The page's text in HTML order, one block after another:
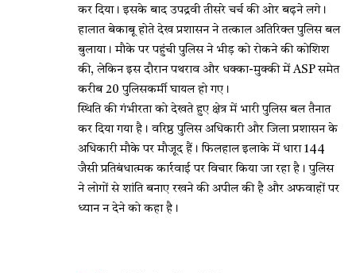
कर दिया। इसके बाद उपद्रवी तीसरे चर्च की ओर बढ़ने लगे।
हालात बेकाबू होते देख प्रशासन ने तत्काल अतिरिक्त पुलिस बल
बुलाया। मौके पर पहुंची पुलिस ने भीड़ को रोकने की कोशिश
की, लेकिन इस दौरान पथराव और धक्का-मुक्की में ASP समेत
करीब 20 पुलिसकर्मी घायल हो गए।
स्थिति की गंभीरता को देखते हुए क्षेत्र में भारी पुलिस बल तैनात
कर दिया गया है। वरिष्ठ पुलिस अधिकारी और जिला प्रशासन के
अधिकारी मौके पर मौजूद हैं। फिलहाल इलाके में धारा 144
जैसी प्रतिबंधात्मक कार्रवाई पर विचार किया जा रहा है। पुलिस
ने लोगों से शांति बनाए रखने की अपील की है और अफवाहों पर
ध्यान न देने को कहा है।